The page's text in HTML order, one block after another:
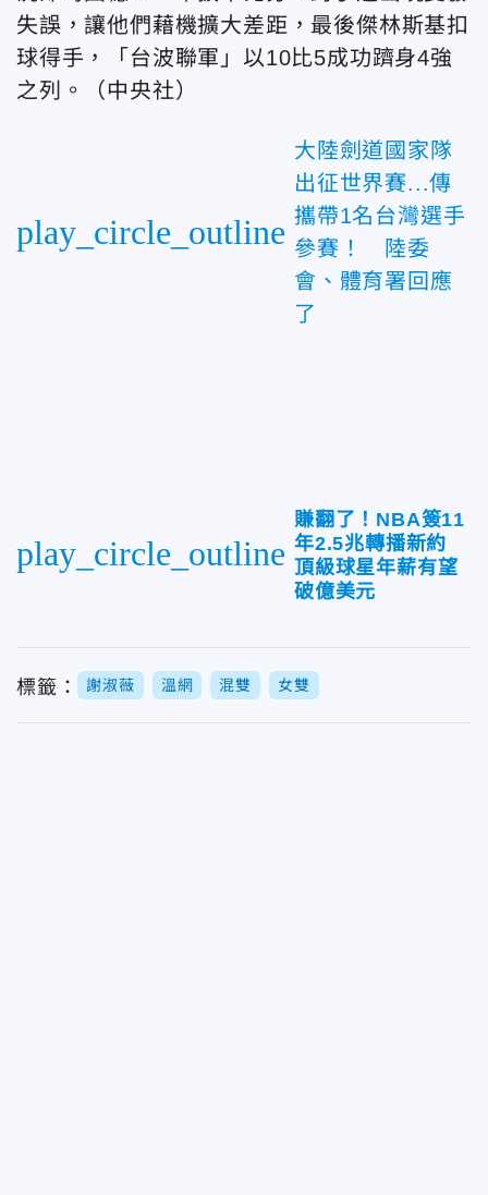
失誤，讓他們藉機擴大差距，最後傑林斯基扣
球得手，「台波聯軍」以10比5成功躋身4強
之列。（中央社）
play_circle_outline
大陸劍道國家隊
出征世界賽...傳
攜帶1名台灣選手
參賽！ 陸委
會、體育署回應
了
play_circle_outline
賺翻了！NBA簽11
年2.5兆轉播新約
頂級球星年薪有望
破億美元
標籤： 謝淑薇 溫網 混雙 女雙